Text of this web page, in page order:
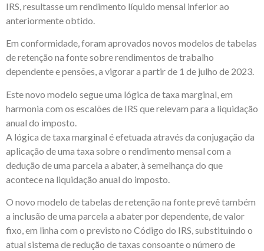
IRS, resultasse um rendimento líquido mensal inferior ao
anteriormente obtido.
Em conformidade, foram aprovados novos modelos de tabelas
de retenção na fonte sobre rendimentos de trabalho
dependente e pensões, a vigorar a partir de 1 de julho de 2023.
Este novo modelo segue uma lógica de taxa marginal, em
harmonia com os escalões de IRS que relevam para a liquidação
anual do imposto.
A lógica de taxa marginal é efetuada através da conjugação da
aplicação de uma taxa sobre o rendimento mensal com a
dedução de uma parcela a abater, à semelhança do que
acontece na liquidação anual do imposto.
O novo modelo de tabelas de retenção na fonte prevê também
a inclusão de uma parcela a abater por dependente, de valor
fixo, em linha com o previsto no Código do IRS, substituindo o
atual sistema de redução de taxas consoante o número de